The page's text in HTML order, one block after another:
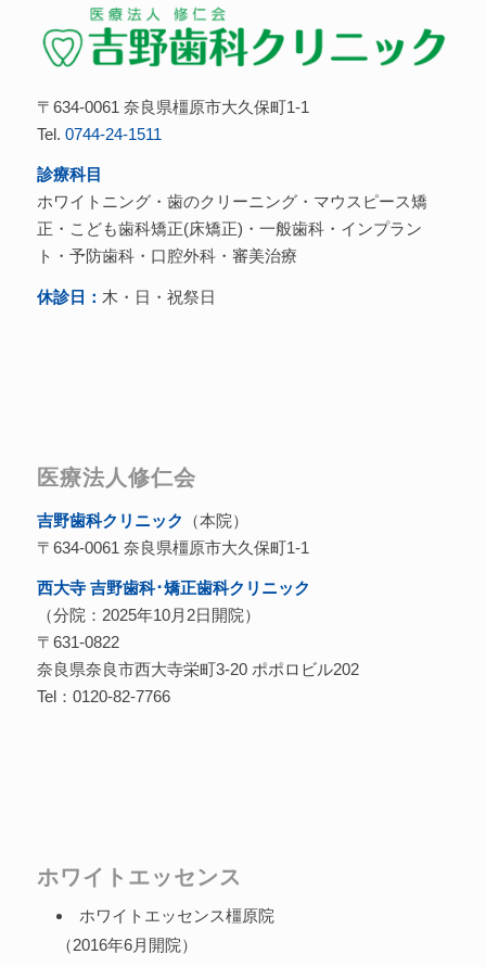
〒634-0061 奈良県橿原市大久保町1-1
Tel. 0744-24-1511
診療科目
ホワイトニング・歯のクリーニング・マウスピース矯
正・こども歯科矯正(床矯正)・一般歯科・インプラン
ト・予防歯科・口腔外科・審美治療
休診日： 木・日・祝祭日
医療法人修仁会
吉野歯科クリニック （本院）
〒634-0061 奈良県橿原市大久保町1-1
西大寺 吉野歯科･矯正歯科クリニック
（分院：2025年10月2日開院）
〒631-0822
奈良県奈良市西大寺栄町3-20 ポポロビル202
Tel：0120-82-7766
ホワイトエッセンス
ホワイトエッセンス橿原院
（2016年6月開院）